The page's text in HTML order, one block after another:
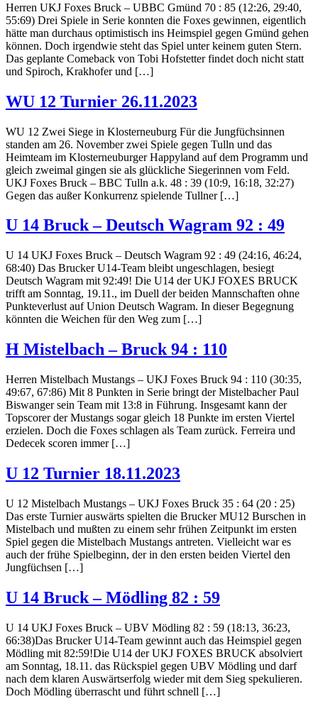
Herren UKJ Foxes Bruck – UBBC Gmünd 70 : 85 (12:26, 29:40,
55:69) Drei Spiele in Serie konnten die Foxes gewinnen, eigentlich
hätte man durchaus optimistisch ins Heimspiel gegen Gmünd gehen
können. Doch irgendwie steht das Spiel unter keinem guten Stern.
Das geplante Comeback von Tobi Hofstetter findet doch nicht statt
und Spiroch, Krakhofer und […]
WU 12 Turnier 26.11.2023
WU 12 Zwei Siege in Klosterneuburg Für die Jungfüchsinnen
standen am 26. November zwei Spiele gegen Tulln und das
Heimteam im Klosterneuburger Happyland auf dem Programm und
gleich zweimal gingen sie als glückliche Siegerinnen vom Feld.
UKJ Foxes Bruck – BBC Tulln a.k. 48 : 39 (10:9, 16:18, 32:27)
Gegen das außer Konkurrenz spielende Tullner […]
U 14 Bruck – Deutsch Wagram 92 : 49
U 14 UKJ Foxes Bruck – Deutsch Wagram 92 : 49 (24:16, 46:24,
68:40) Das Brucker U14-Team bleibt ungeschlagen, besiegt
Deutsch Wagram mit 92:49! Die U14 der UKJ FOXES BRUCK
trifft am Sonntag, 19.11., im Duell der beiden Mannschaften ohne
Punkteverlust auf Union Deutsch Wagram. In dieser Begegnung
könnten die Weichen für den Weg zum […]
H Mistelbach – Bruck 94 : 110
Herren Mistelbach Mustangs – UKJ Foxes Bruck 94 : 110 (30:35,
49:67, 67:86) Mit 8 Punkten in Serie bringt der Mistelbacher Paul
Biswanger sein Team mit 13:8 in Führung. Insgesamt kann der
Topscorer der Mustangs sogar gleich 18 Punkte im ersten Viertel
erzielen. Doch die Foxes schlagen als Team zurück. Ferreira und
Dedecek scoren immer […]
U 12 Turnier 18.11.2023
U 12 Mistelbach Mustangs – UKJ Foxes Bruck 35 : 64 (20 : 25)
Das erste Turnier auswärts spielten die Brucker MU12 Burschen in
Mistelbach und mußten zu einem sehr frühen Zeitpunkt im ersten
Spiel gegen die Mistelbach Mustangs antreten. Vielleicht war es
auch der frühe Spielbeginn, der in den ersten beiden Viertel den
Jungfüchsen […]
U 14 Bruck – Mödling 82 : 59
U 14 UKJ Foxes Bruck – UBV Mödling 82 : 59 (18:13, 36:23,
66:38)Das Brucker U14-Team gewinnt auch das Heimspiel gegen
Mödling mit 82:59!Die U14 der UKJ FOXES BRUCK absolviert
am Sonntag, 18.11. das Rückspiel gegen UBV Mödling und darf
nach dem klaren Auswärtserfolg wieder mit dem Sieg spekulieren.
Doch Mödling überrascht und führt schnell […]